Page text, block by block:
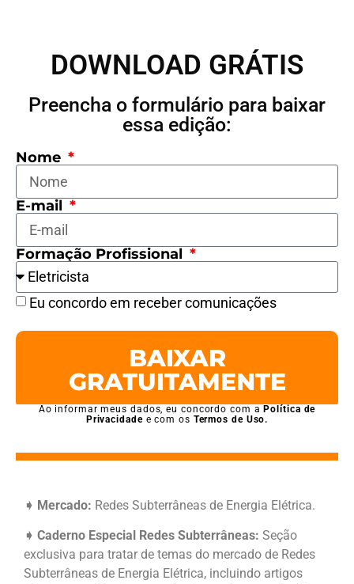
DOWNLOAD GRÁTIS
Preencha o formulário para baixar
essa edição:
Nome
E-mail
Formação Profissional
Eu concordo em receber comunicações
BAIXAR
GRATUITAMENTE
Ao informar meus dados, eu concordo com a Política de
Privacidadee com os Termos de Uso.
➧ Mercado: Redes Subterrâneas de Energia Elétrica.
➧ Caderno Especial Redes Subterrâneas: Seção
exclusiva para tratar de temas do mercado de Redes
Subterrâneas de Energia Elétrica, incluindo artigos